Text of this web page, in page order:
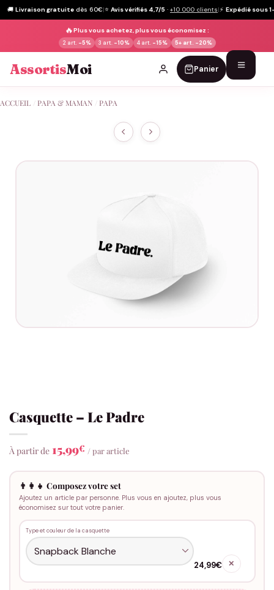
🚚 Livraison gratuite dès 60€|⭐ Avis vérifiés 4,7/5 · +10 000 clients|⚡ Expédié sous
🔥Plus vous achetez, plus vous économisez :
2 art. -5% 3 art. -10% 4 art. -15% 5+ art. -20%
AssortisMoi Panier
au
ACCUEIL PAPA & MAMAN PAPA
Casquette – Le Padre
À partir de 15,99€ / par article
👨‍👩‍👧 Composez votre set
Ajoutez un article par personne. Plus vous en ajoutez, plus vous
économisez sur tout votre panier.
Type et couleur de la casquette
24,99€ ✕